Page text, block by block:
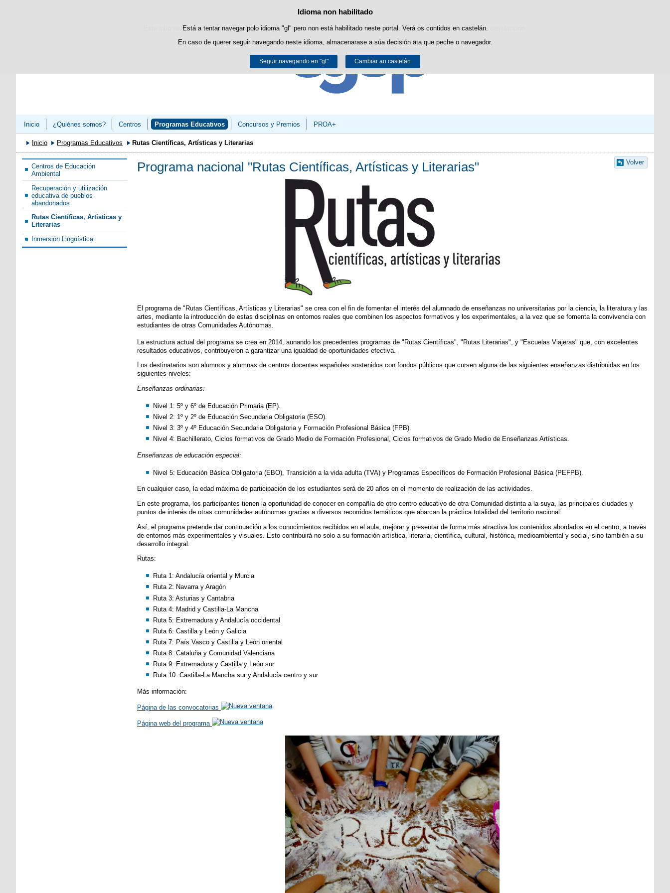
Política de cookies
Este sitio web utiliza cookies propias para facilitar a navegación e cookies de terceiros para obter estatísticas de uso e satisfacción.
Pode obter máis información no apartado "Cookies" do nosoaviso legal.
Aceptar Rexeitar
Idioma non habilitado
Está a tentar navegar polo idioma "gl" pero non está habilitado neste portal. Verá os contidos en castelán.
En caso de querer seguir navegando neste idioma, almacenarase a súa decisión ata que peche o navegador.
Seguir navegando en "gl" Cambiar ao castelán
Saltar ao contido
Inicio ¿Quiénes somos? Centros Programas Educativos Concursos y Premios PROA+
Inicio Programas Educativos Rutas Científicas, Artísticas y Literarias
Centros de Educación
Ambiental
Recuperación y utilización
educativa de pueblos
abandonados
Rutas Científicas, Artísticas y
Literarias
Inmersión Lingüística
Volver
Programa nacional "Rutas Científicas, Artísticas y Literarias"
El programa de "Rutas Científicas, Artísticas y Literarias" se crea con el fin de fomentar el interés del alumnado de enseñanzas no universitarias por la ciencia, la literatura y las
artes, mediante la introducción de estas disciplinas en entornos reales que combinen los aspectos formativos y los experimentales, a la vez que se fomenta la convivencia con
estudiantes de otras Comunidades Autónomas.
La estructura actual del programa se crea en 2014, aunando los precedentes programas de "Rutas Científicas", "Rutas Literarias", y "Escuelas Viajeras" que, con excelentes
resultados educativos, contribuyeron a garantizar una igualdad de oportunidades efectiva.
Los destinatarios son alumnos y alumnas de centros docentes españoles sostenidos con fondos públicos que cursen alguna de las siguientes enseñanzas distribuidas en los
siguientes niveles:
Enseñanzas ordinarias:
Nivel 1: 5º y 6º de Educación Primaria (EP).
Nivel 2: 1º y 2º de Educación Secundaria Obligatoria (ESO).
Nivel 3: 3º y 4º Educación Secundaria Obligatoria y Formación Profesional Básica (FPB).
Nivel 4: Bachillerato, Ciclos formativos de Grado Medio de Formación Profesional, Ciclos formativos de Grado Medio de Enseñanzas Artísticas.
Enseñanzas de educación especial:
Nivel 5: Educación Básica Obligatoria (EBO), Transición a la vida adulta (TVA) y Programas Específicos de Formación Profesional Básica (PEFPB).
En cualquier caso, la edad máxima de participación de los estudiantes será de 20 años en el momento de realización de las actividades.
En este programa, los participantes tienen la oportunidad de conocer en compañía de otro centro educativo de otra Comunidad distinta a la suya, las principales ciudades y
puntos de interés de otras comunidades autónomas gracias a diversos recorridos temáticos que abarcan la práctica totalidad del territorio nacional.
Así, el programa pretende dar continuación a los conocimientos recibidos en el aula, mejorar y presentar de forma más atractiva los contenidos abordados en el centro, a través
de entornos más experimentales y visuales. Esto contribuirá no solo a su formación artística, literaria, científica, cultural, histórica, medioambiental y social, sino también a su
desarrollo integral.
Rutas:
Ruta 1: Andalucía oriental y Murcia
Ruta 2: Navarra y Aragón
Ruta 3: Asturias y Cantabria
Ruta 4: Madrid y Castilla-La Mancha
Ruta 5: Extremadura y Andalucía occidental
Ruta 6: Castilla y León y Galicia
Ruta 7: País Vasco y Castilla y León oriental
Ruta 8: Cataluña y Comunidad Valenciana
Ruta 9: Extremadura y Castilla y León sur
Ruta 10: Castilla-La Mancha sur y Andalucía centro y sur
Más información:
Página de las convocatorias
Página web del programa